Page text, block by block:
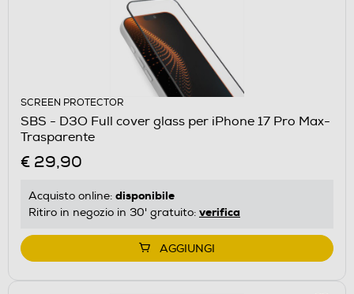
SCREEN PROTECTOR
SBS - D3O Full cover glass per iPhone 17 Pro Max-
Trasparente
€ 29,90
Acquisto online: disponibile
Ritiro in negozio in 30' gratuito: verifica
AGGIUNGI